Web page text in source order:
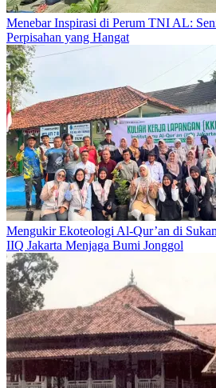
Menebar Inspirasi di Perum TNI AL:
Perpisahan yang Hangat
Mengukir Ekoteologi Al-Qur’an di
IIQ Jakarta Menjaga Bumi Jonggol